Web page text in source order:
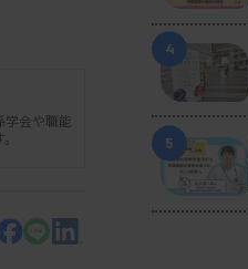
学会や職能
4
5